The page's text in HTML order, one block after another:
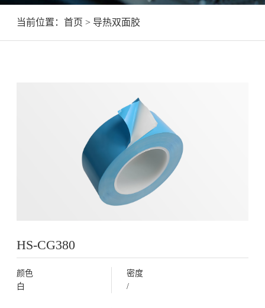
当前位置： 首页 > 导热双面胶
HS-CG380
颜色
白
密度
/